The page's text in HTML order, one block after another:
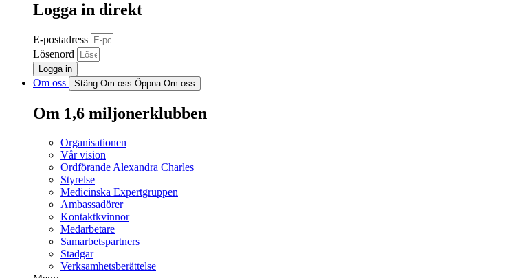
Logga in direkt
E-postadress
Lösenord
Logga in
Om oss Stäng Om oss Öppna Om oss
Om 1,6 miljonerklubben
Organisationen
Vår vision
Ordförande Alexandra Charles
Styrelse
Medicinska Expertgruppen
Ambassadörer
Kontaktkvinnor
Medarbetare
Samarbetspartners
Stadgar
Verksamhetsberättelse